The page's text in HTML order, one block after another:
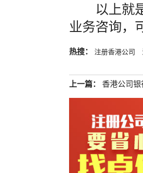
以上就是
业务咨询，
热搜： 注册香港公司
上一篇： 香港公司